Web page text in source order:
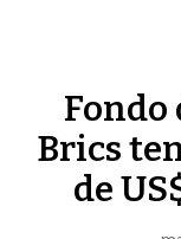
Fondo
Brics
de